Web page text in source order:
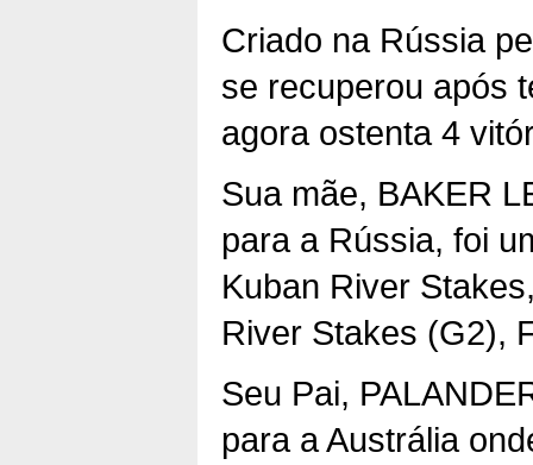
Criado na Rússia
se recuperou após
agora ostenta 4
Sua mãe, BAKER
para a Rússia, foi
Kuban River
River Stakes (G2),
Seu Pai,
para a Austrália